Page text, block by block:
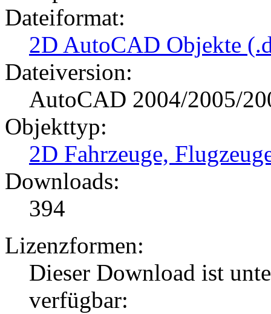
Dateiformat:
2D AutoCAD Objekte
Dateiversion:
AutoCAD 2004/2005/
Objekttyp:
2D Fahrzeuge,
Downloads:
394
Lizenzformen:
Dieser Download ist
verfügbar: